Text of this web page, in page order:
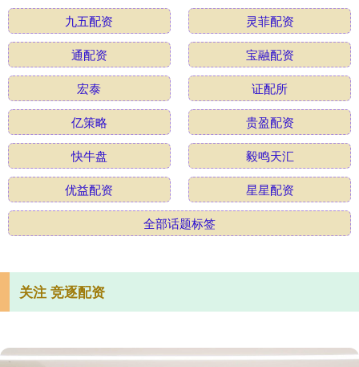
九五配资
灵菲配资
通配资
宝融配资
宏泰
证配所
亿策略
贵盈配资
快牛盘
毅鸣天汇
优益配资
星星配资
全部话题标签
关注 竞逐配资